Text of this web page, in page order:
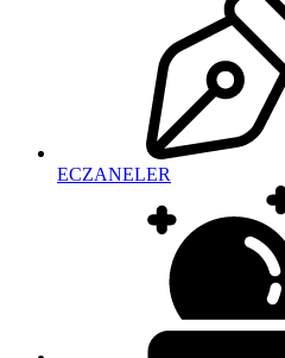
ECZANELER